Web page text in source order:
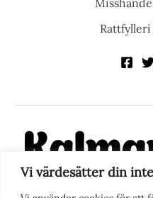
Vi värdesätter din
Rattfylleri
KalmarPosten är en modern